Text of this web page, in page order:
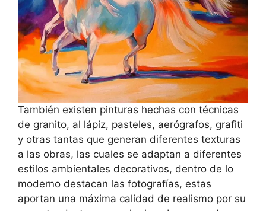
También existen pinturas hechas con técnicas
de granito, al lápiz, pasteles, aerógrafos, grafiti
y otras tantas que generan diferentes texturas
a las obras, las cuales se adaptan a diferentes
estilos ambientales decorativos, dentro de lo
moderno destacan las fotografías, estas
aportan una máxima calidad de realismo por su